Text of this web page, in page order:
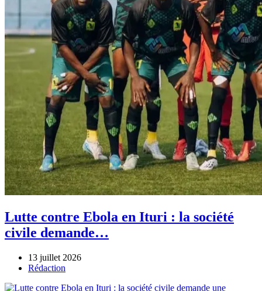
Lutte contre Ebola en Ituri : la société
civile demande…
13 juillet 2026
Author
Rédaction